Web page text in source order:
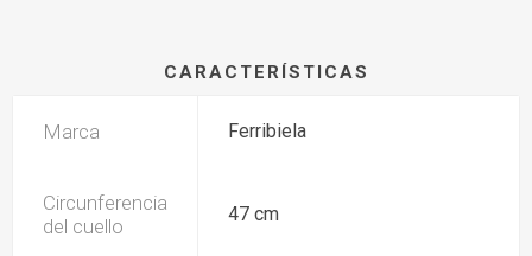
CARACTERÍSTICAS
Marca Ferribiela
Circunferencia
del cuello
47 cm